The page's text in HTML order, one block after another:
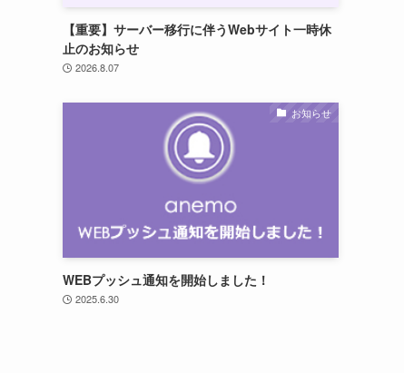
【重要】サーバー移行に伴うWebサイト一時休
止のお知らせ
2026.8.07
お知らせ
WEBプッシュ通知を開始しました！
2025.6.30